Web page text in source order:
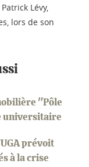
Lévy,
lors de son
"Pôle
universitaire
prévoit
à la crise